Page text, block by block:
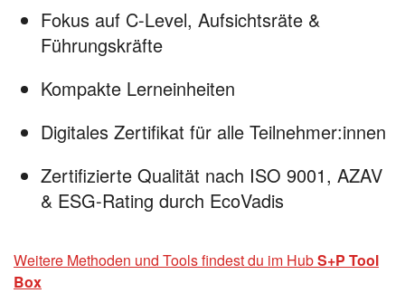
Fokus auf C-Level, Aufsichtsräte &
Führungskräfte
Kompakte Lerneinheiten
Digitales Zertifikat für alle Teilnehmer:innen
Zertifizierte Qualität nach ISO 9001, AZAV
& ESG-Rating durch EcoVadis
Weitere Methoden und Tools findest du im HubS+P Tool
Box